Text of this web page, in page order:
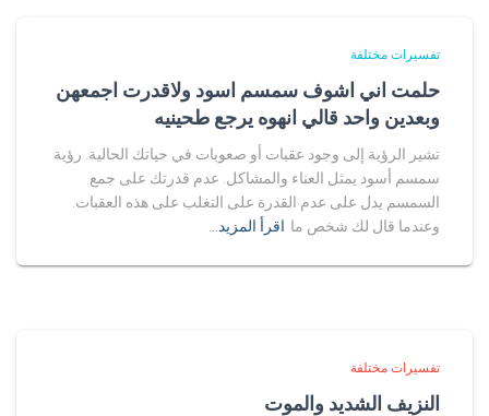
تفسيرات مختلفة
حلمت اني اشوف سمسم اسود ولاقدرت اجمعهن
وبعدين واحد قالي انهوه يرجع طحينيه
تشير الرؤية إلى وجود عقبات أو صعوبات في حياتك الحالية. رؤية
سمسم أسود يمثل العناء والمشاكل. عدم قدرتك على جمع
السمسم يدل على عدم القدرة على التغلب على هذه العقبات.
وعندما قال لك شخص ما اقرأ المزيد…
تفسيرات مختلفة
النزيف الشديد والموت